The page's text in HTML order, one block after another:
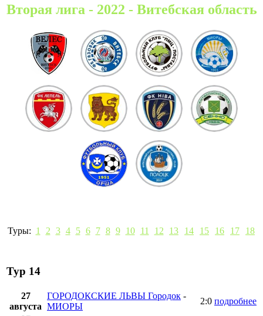
Вторая лига - 2022 - Витебская область
Туры: 1 2 3 4 5 6 7 8 9 10 11 12 13 14 15 16 17 18
Тур 14
27
августа
ГОРОДОКСКИЕ ЛЬВЫ Городок -
МИОРЫ
2:0 подробнее